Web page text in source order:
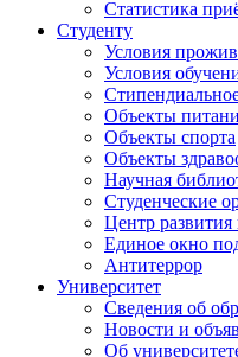
Статистика
Студенту
Условия
Условия
Объекты
Объекты спорта
Объекты
Научная
Студенческие
Центр
Единое окно
Антитеррор
Университет
Сведения об
Новости и
Об